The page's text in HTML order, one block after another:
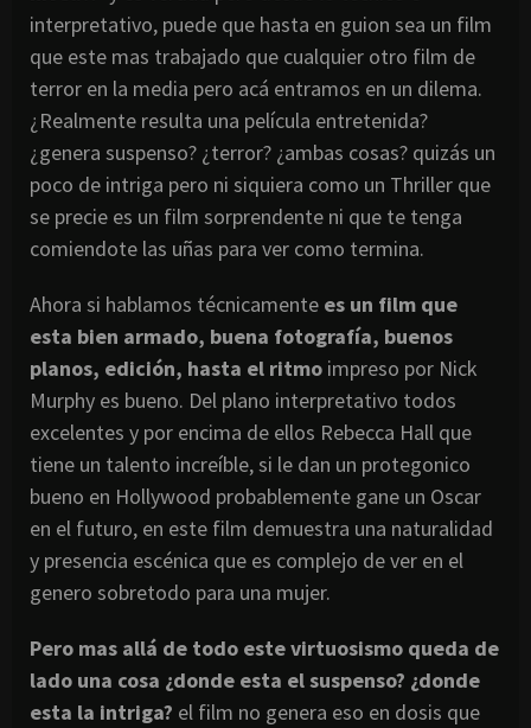
interpretativo, puede que hasta en guion sea un film
que este mas trabajado que cualquier otro film de
terror en la media pero acá entramos en un dilema.
¿Realmente resulta una película entretenida?
¿genera suspenso? ¿terror? ¿ambas cosas? quizás un
poco de intriga pero ni siquiera como un Thriller que
se precie es un film sorprendente ni que te tenga
comiendote las uñas para ver como termina.
Ahora si hablamos técnicamente es un film que
esta bien armado, buena fotografía, buenos
planos, edición, hasta el ritmo impreso por Nick
Murphy es bueno. Del plano interpretativo todos
excelentes y por encima de ellos Rebecca Hall que
tiene un talento increíble, si le dan un protegonico
bueno en Hollywood probablemente gane un Oscar
en el futuro, en este film demuestra una naturalidad
y presencia escénica que es complejo de ver en el
genero sobretodo para una mujer.
Pero mas allá de todo este virtuosismo queda de
lado una cosa ¿donde esta el suspenso? ¿donde
esta la intriga? el film no genera eso en dosis que